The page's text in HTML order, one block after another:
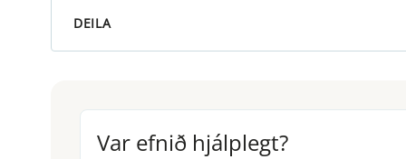
DEILA
Var efnið hjálplegt?
Var efnið hjálplegt?